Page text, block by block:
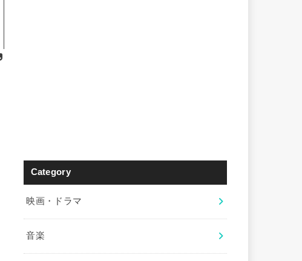
Category
映画・ドラマ
音楽